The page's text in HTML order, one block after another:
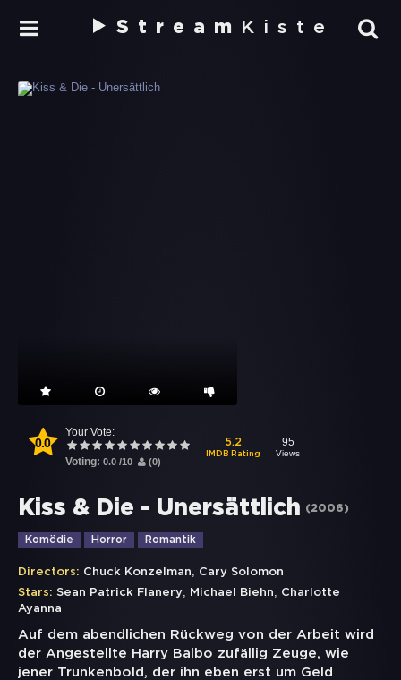
Stream Kiste
0.0
Your Vote:
Voting: 0.0 /10 (0)
5.2
IMDB Rating
95
Views
Kiss & Die - Unersättlich (2006)
Komödie Horror Romantik
Directors: Chuck Konzelman, Cary Solomon
Stars: Sean Patrick Flanery, Michael Biehn, Charlotte
Ayanna
Auf dem abendlichen Rückweg von der Arbeit wird
der Angestellte Harry Balbo zufällig Zeuge, wie
jener Trunkenbold, der ihn eben erst um Geld